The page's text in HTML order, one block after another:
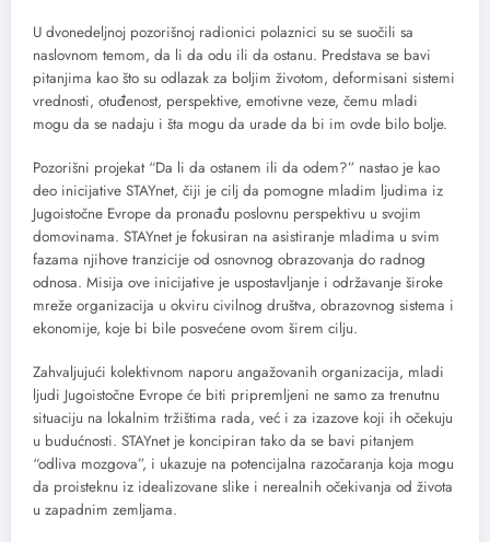
U dvonedeljnoj pozorišnoj radionici polaznici su se suočili sa
naslovnom temom, da li da odu ili da ostanu. Predstava se bavi
pitanjima kao što su odlazak za boljim životom, deformisani sistemi
vrednosti, otuđenost, perspektive, emotivne veze, čemu mladi
mogu da se nadaju i šta mogu da urade da bi im ovde bilo bolje.
Pozorišni projekat “Da li da ostanem ili da odem?” nastao je kao
deo inicijative STAYnet, čiji je cilj da pomogne mladim ljudima iz
Jugoistočne Evrope da pronađu poslovnu perspektivu u svojim
domovinama. STAYnet je fokusiran na asistiranje mladima u svim
fazama njihove tranzicije od osnovnog obrazovanja do radnog
odnosa. Misija ove inicijative je uspostavljanje i održavanje široke
mreže organizacija u okviru civilnog društva, obrazovnog sistema i
ekonomije, koje bi bile posvećene ovom širem cilju.
Zahvaljujući kolektivnom naporu angažovanih organizacija, mladi
ljudi Jugoistočne Evrope će biti pripremljeni ne samo za trenutnu
situaciju na lokalnim tržištima rada, već i za izazove koji ih očekuju
u budućnosti. STAYnet je koncipiran tako da se bavi pitanjem
“odliva mozgova”, i ukazuje na potencijalna razočaranja koja mogu
da proisteknu iz idealizovane slike i nerealnih očekivanja od života
u zapadnim zemljama.